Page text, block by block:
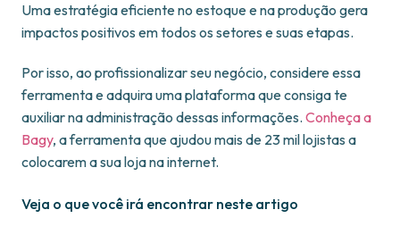
Uma estratégia eficiente no estoque e na produção gera
impactos positivos em todos os setores e suas etapas.
Por isso, ao profissionalizar seu negócio, considere essa
ferramenta e adquira uma plataforma que consiga te
auxiliar na administração dessas informações. Conheça a
Bagy, a ferramenta que ajudou mais de 23 mil lojistas a
colocarem a sua loja na internet.
Veja o que você irá encontrar neste artigo